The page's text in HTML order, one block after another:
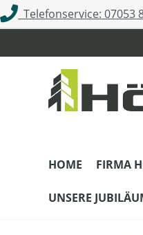
Hauptinhalt springen
Zur Suche springen
Zur Hauptnavigation
Telefonservice: 07053
HOME FIRMA
UNSERE